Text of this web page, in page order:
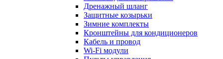
Дренажный шланг
Защитные козырьки
Зимние комплекты
Кронштейны для кондиционеров
Кабель и провод
Wi-Fi модули